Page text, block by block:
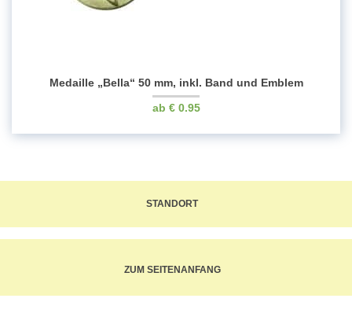
Medaille „Bella“ 50 mm, inkl. Band und Emblem
€0.95
STANDORT
ZUM SEITENANFANG